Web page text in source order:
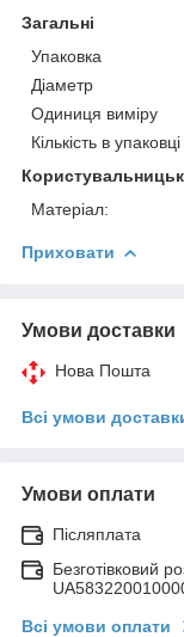
Загальні
Упаковка
Діаметр
Одиниця виміру
Кількість в упаковці
Матеріал:
Приховати
Умови доставки
Нова Пошта
Всі умови
Умови оплати
Післяплата
Безготівковий
Всі умови оплати